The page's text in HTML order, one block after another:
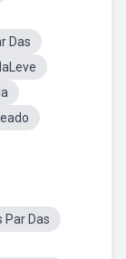
Das
Par Das